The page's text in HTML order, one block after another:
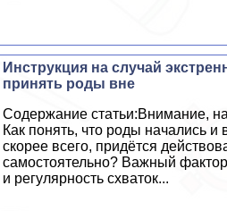
Инструкция на случай
принять роды вне
Содержание статьи:Внимание,
Как понять, что роды начались и
скорее всего, придётся
самостоятельно? Важный фактор
и регулярность схваток...